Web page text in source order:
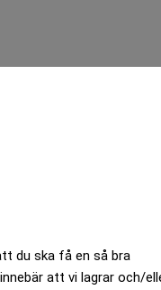
du ska få en så bra
att vi lagrar och/